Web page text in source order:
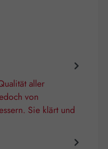
aller
von
Sie klärt und